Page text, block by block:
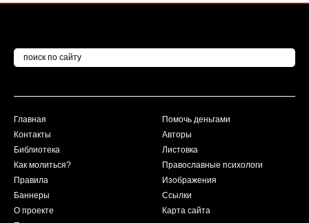
Главная
Контакты
Библиотека
Как молиться?
Правила
Баннеры
О проекте
Помочь деньгами
Авторы
Листовка
Православные психологи
Изображения
Ссылки
Карта сайта